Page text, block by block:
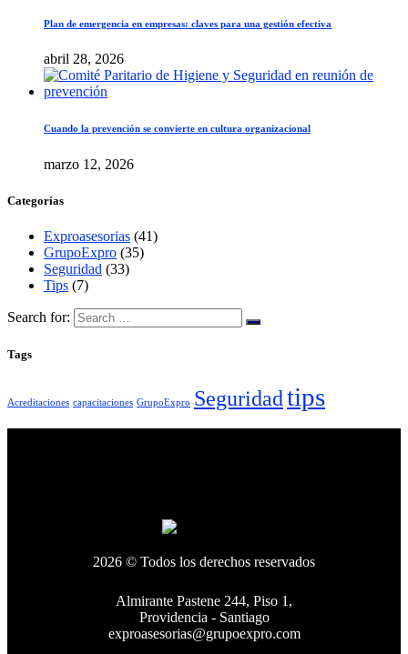
Plan de emergencia en empresas: claves para una gestión efectiva
abril 28, 2026
Cuando la prevención se convierte en cultura organizacional
marzo 12, 2026
Categorías
Exproasesorias (41)
GrupoExpro (35)
Seguridad (33)
Tips (7)
Search for:
Tags
Acreditaciones capacitaciones GrupoExpro Seguridadtips
2026 © Todos los derechos reservados
Almirante Pastene 244, Piso 1,
Providencia - Santiago
exproasesorias@grupoexpro.com